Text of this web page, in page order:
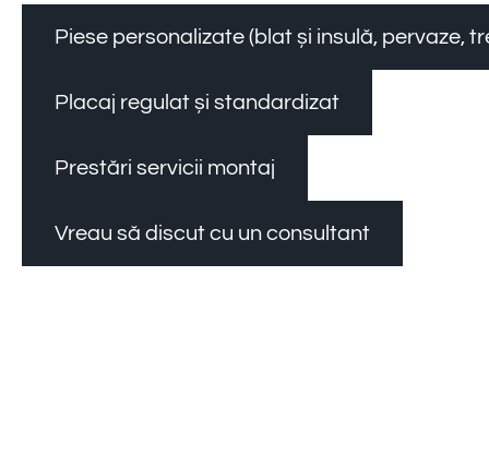
Piese personalizate (blat și insulă, pervaze,
Placaj regulat și standardizat
Prestări servicii montaj
Vreau să discut cu un consultant